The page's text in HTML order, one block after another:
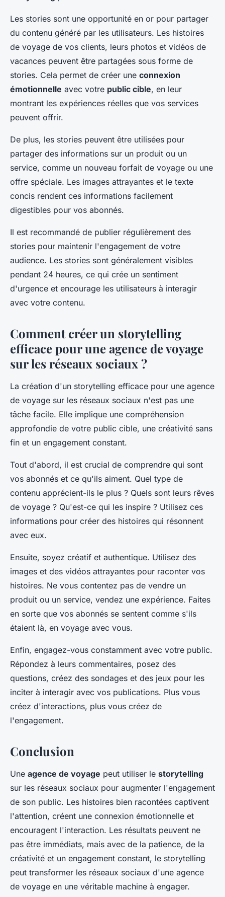
Les stories sont une opportunité en or pour partager
du contenu généré par les utilisateurs. Les histoires
de voyage de vos clients, leurs photos et vidéos de
vacances peuvent être partagées sous forme de
stories. Cela permet de créer une connexion
émotionnelle avec votre public cible, en leur
montrant les expériences réelles que vos services
peuvent offrir.
De plus, les stories peuvent être utilisées pour
partager des informations sur un produit ou un
service, comme un nouveau forfait de voyage ou une
offre spéciale. Les images attrayantes et le texte
concis rendent ces informations facilement
digestibles pour vos abonnés.
Il est recommandé de publier régulièrement des
stories pour maintenir l'engagement de votre
audience. Les stories sont généralement visibles
pendant 24 heures, ce qui crée un sentiment
d'urgence et encourage les utilisateurs à interagir
avec votre contenu.
Comment créer un storytelling
efficace pour une agence de voyage
sur les réseaux sociaux ?
La création d'un storytelling efficace pour une agence
de voyage sur les réseaux sociaux n'est pas une
tâche facile. Elle implique une compréhension
approfondie de votre public cible, une créativité sans
fin et un engagement constant.
Tout d'abord, il est crucial de comprendre qui sont
vos abonnés et ce qu'ils aiment. Quel type de
contenu apprécient-ils le plus ? Quels sont leurs rêves
de voyage ? Qu'est-ce qui les inspire ? Utilisez ces
informations pour créer des histoires qui résonnent
avec eux.
Ensuite, soyez créatif et authentique. Utilisez des
images et des vidéos attrayantes pour raconter vos
histoires. Ne vous contentez pas de vendre un
produit ou un service, vendez une expérience. Faites
en sorte que vos abonnés se sentent comme s'ils
étaient là, en voyage avec vous.
Enfin, engagez-vous constamment avec votre public.
Répondez à leurs commentaires, posez des
questions, créez des sondages et des jeux pour les
inciter à interagir avec vos publications. Plus vous
créez d'interactions, plus vous créez de
l'engagement.
Conclusion
Une agence de voyage peut utiliser le storytelling
sur les réseaux sociaux pour augmenter l'engagement
de son public. Les histoires bien racontées captivent
l'attention, créent une connexion émotionnelle et
encouragent l'interaction. Les résultats peuvent ne
pas être immédiats, mais avec de la patience, de la
créativité et un engagement constant, le storytelling
peut transformer les réseaux sociaux d'une agence
de voyage en une véritable machine à engager.